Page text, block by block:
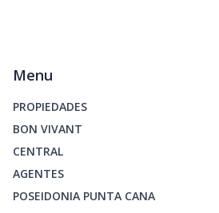
Menu
PROPIEDADES
BON VIVANT
CENTRAL
AGENTES
POSEIDONIA PUNTA CANA